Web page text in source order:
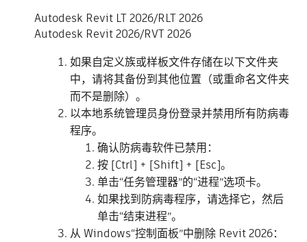
Autodesk Revit LT 2026/RLT 2026
Autodesk Revit 2026/RVT 2026
如果自定义族或样板文件存储在以下文件夹
中，请将其备份到其他位置（或重命名文件夹
而不是删除）。
以本地系统管理员身份登录并禁用所有防病毒
程序。
确认防病毒软件已禁用：
按 [Ctrl] + [Shift] + [Esc]。
单击“任务管理器”的“进程”选项卡。
如果找到防病毒程序，请选择它，然后
单击“结束进程”。
从 Windows“控制面板”中删除 Revit 2026：